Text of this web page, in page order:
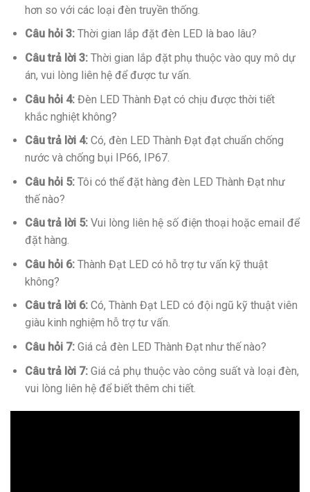
hơn so với các loại đèn truyền thống.
Câu hỏi 3:Thời gian lắp đặt đèn LED là bao lâu?
Câu trả lời 3:Thời gian lắp đặt phụ thuộc vào quy mô dự
án, vui lòng liên hệ để được tư vấn.
Câu hỏi 4:Đèn LED Thành Đạt có chịu được thời tiết
khắc nghiệt không?
Câu trả lời 4:Có, đèn LED Thành Đạt đạt chuẩn chống
nước và chống bụi IP66, IP67.
Câu hỏi 5:Tôi có thể đặt hàng đèn LED Thành Đạt như
thế nào?
Câu trả lời 5:Vui lòng liên hệ số điện thoại hoặc email để
đặt hàng.
Câu hỏi 6:Thành Đạt LED có hỗ trợ tư vấn kỹ thuật
không?
Câu trả lời 6:Có, Thành Đạt LED có đội ngũ kỹ thuật viên
giàu kinh nghiệm hỗ trợ tư vấn.
Câu hỏi 7:Giá cả đèn LED Thành Đạt như thế nào?
Câu trả lời 7:Giá cả phụ thuộc vào công suất và loại đèn,
vui lòng liên hệ để biết thêm chi tiết.